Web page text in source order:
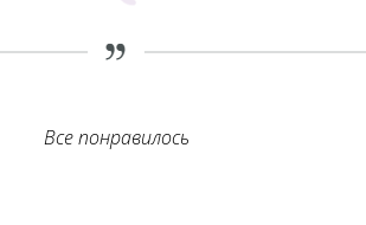
Все понравилось